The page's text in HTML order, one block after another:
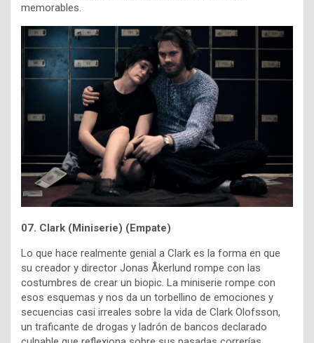
memorables.
07. Clark (Miniserie) (Empate)
Lo que hace realmente genial a Clark es la forma en que
su creador y director Jonas Åkerlund rompe con las
costumbres de crear un biopic. La miniserie rompe con
esos esquemas y nos da un torbellino de emociones y
secuencias casi irreales sobre la vida de Clark Olofsson,
un traficante de drogas y ladrón de bancos declarado